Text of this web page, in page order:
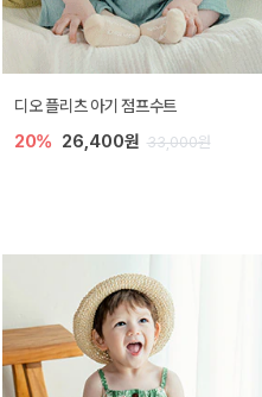
디오 플리츠 아기 점프수트
20% 26,400원 33,000원